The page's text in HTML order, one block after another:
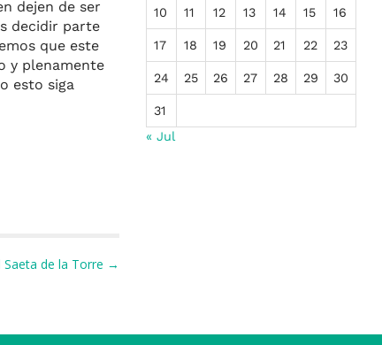
dejen de ser
decidir parte
que este
y plenamente
esto siga
Saeta de la Torre →
10 11 12 13 14 15 16
17 18 19 20 21 22 23
24 25 26 27 28 29 30
31
« Jul